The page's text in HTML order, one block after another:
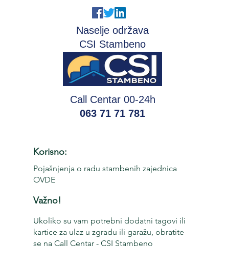
Naselje održava
CSI Stambeno
Call Centar 00-24h
063 71 71 781
Korisno:
Pojašnjenja o radu stambenih zajednica
OVDE
Važno!
Ukoliko su vam potrebni dodatni tagovi ili
kartice za ulaz u zgradu ili garažu, obratite
se na Call Centar - CSI Stambeno